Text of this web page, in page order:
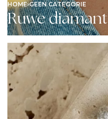
HOME›GEEN CATEGORIE
Ruwe diamant